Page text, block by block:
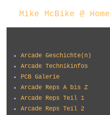
Mike McBike @ Home
Arcade Geschichte(n)
Arcade Technikinfos
PCB Galerie
Arcade Reps A bis Z
Arcade Reps Teil 1
Arcade Reps Teil 2